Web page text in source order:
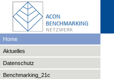
Home
Aktuelles
Datenschutz
Benchmarking_21c